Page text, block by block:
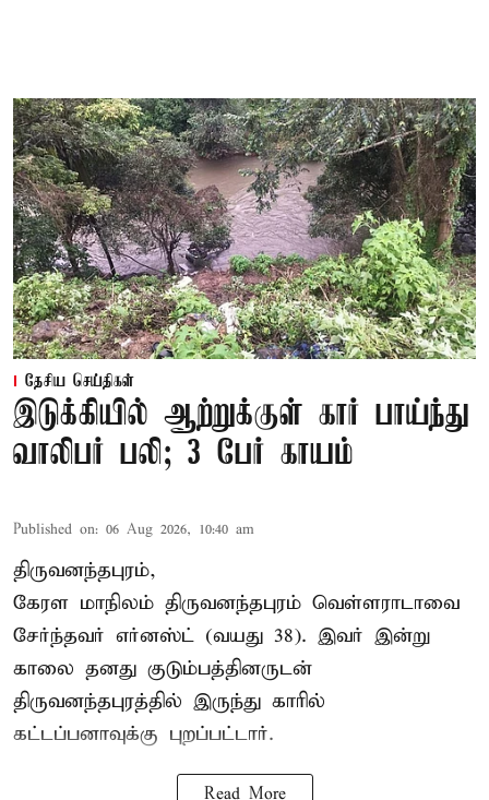
தேசிய செய்திகள்
இடுக்கியில் ஆற்றுக்குள் கார் பாய்ந்து
வாலிபர் பலி; 3 பேர் காயம்
Published on: 06 Aug 2026, 10:40 am
திருவனந்தபுரம்,
கேரள மாநிலம் திருவனந்தபுரம் வெள்ளராடாவை
சேர்ந்தவர் எர்னஸ்ட் (வயது 38). இவர் இன்று
காலை தனது குடும்பத்தினருடன்
திருவனந்தபுரத்தில் இருந்து காரில்
கட்டப்பனாவுக்கு புறப்பட்டார்.
Read More